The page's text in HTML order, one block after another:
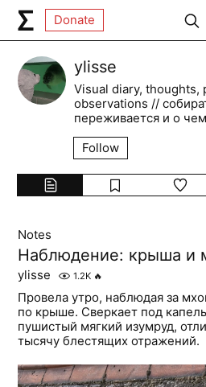
Donate
ylisse
Visual diary, thoughts,
observations //
переживается и о
Follow
Notes
Наблюдение: крыша и
ylisse 1.2K 🔥
Провела утро, наблюдая за
по крыше. Сверкает под
пушистый мягкий изумруд,
тысячу блестящих отражений.